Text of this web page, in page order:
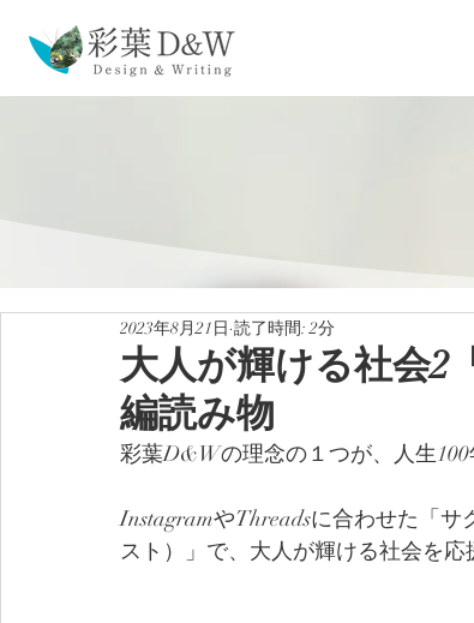
大人が輝ける社会2
編読み物
2023年8月21日 読了時間: 2分
彩葉D&Wの理念の１つが、人生
InstagramやThreadsに合わせた「
スト）」で、大人が輝ける社会を応